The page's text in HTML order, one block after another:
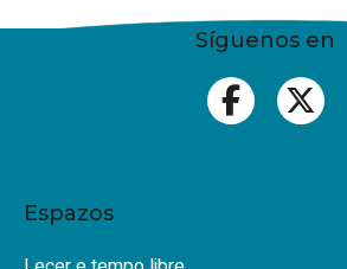
Síguenos en
Espazos